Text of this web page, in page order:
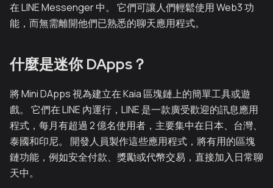
在 LINE Messenger 中。 它們可讓人們輕鬆使用 Web3 功
能，而無需離開他們已熟悉的聊天應用程式。
什麼是迷你 DApps？
將 Mini DApps 視為建立在 Kaia 區塊鏈上的簡單工具或遊
戲。 它們在 LINE 內運行，LINE 是一款廣受歡迎的訊息應用
程式，每月有超過 2 億名使用者，主要集中在日本、台灣、
泰國和印尼。 開發人員製作這些應用程式，將有用的區塊
鏈功能，例如安全付款、獎勵或代幣交易，直接加入日常聊
天中。